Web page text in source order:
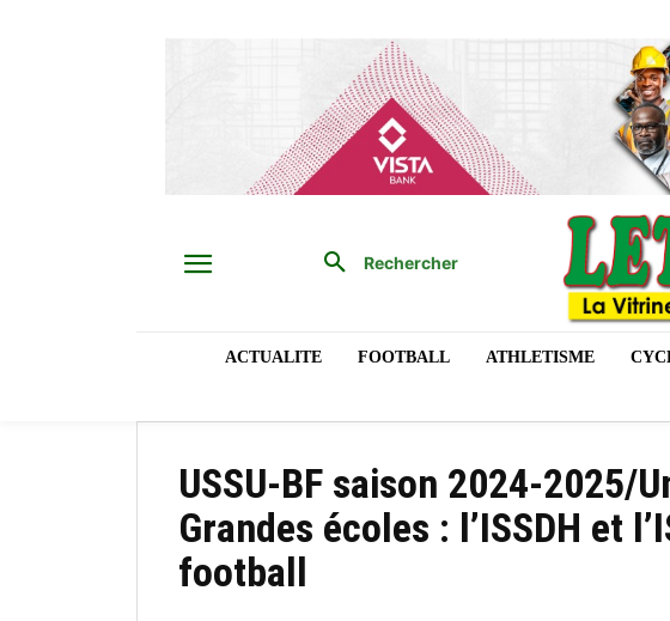
Rechercher
ACTUALITE FOOTBALL ATHLETISME
USSU-BF saison 2024-2025/
Grandes écoles : l’ISSDH et
football